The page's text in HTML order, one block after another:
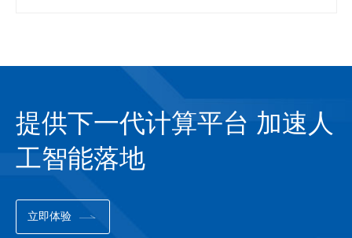
提供下一代计算平台 加速人
工智能落地
立即体验